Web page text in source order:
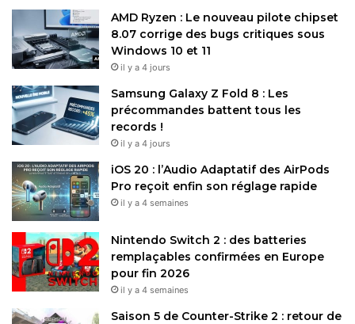
AMD Ryzen : Le nouveau pilote chipset
8.07 corrige des bugs critiques sous
Windows 10 et 11
il y a 4 jours
Samsung Galaxy Z Fold 8 : Les
précommandes battent tous les
records !
il y a 4 jours
iOS 20 : l’Audio Adaptatif des AirPods
Pro reçoit enfin son réglage rapide
il y a 4 semaines
Nintendo Switch 2 : des batteries
remplaçables confirmées en Europe
pour fin 2026
il y a 4 semaines
Saison 5 de Counter-Strike 2 : retour de